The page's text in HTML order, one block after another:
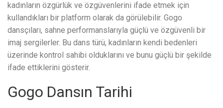
kadınların özgürlük ve özgüvenlerini ifade etmek için
kullandıkları bir platform olarak da görülebilir. Gogo
dansçıları, sahne performanslarıyla güçlü ve özgüvenli bir
imaj sergilerler. Bu dans türü, kadınların kendi bedenleri
üzerinde kontrol sahibi olduklarını ve bunu güçlü bir şekilde
ifade ettiklerini gösterir.
Gogo Dansın Tarihi